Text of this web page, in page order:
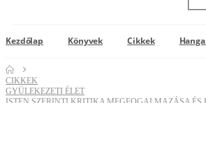
Kezdőlap Könyvek Cikkek
CIKKEK
GYÜLEKEZETI ÉLET
ISTEN SZERINTI KRITIKA MEGFOGALMAZÁSA ÉS